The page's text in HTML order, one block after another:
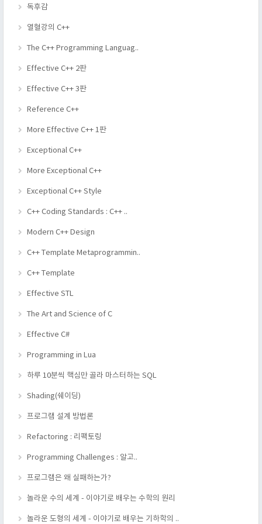
독후감
열혈강의 C++
The C++ Programming Languag..
Effective C++ 2판
Effective C++ 3판
Reference C++
More Effective C++ 1판
Exceptional C++
More Exceptional C++
Exceptional C++ Style
C++ Coding Standards : C++ ..
Modern C++ Design
C++ Template Metaprogrammin..
C++ Template
Effective STL
The Art and Science of C
Effective C#
Programming in Lua
하루 10분씩 핵심만 골라 마스터하는 SQL
Shading(쉐이딩)
프로그램 설계 방법론
Refactoring : 리팩토링
Programming Challenges : 알고..
프로그램은 왜 실패하는가?
놀라운 수의 세계 - 이야기로 배우는 수학의 원리
놀라운 도형의 세계 - 이야기로 배우는 기하학의 ..